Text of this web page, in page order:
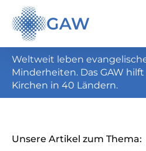
GAW
Weltweit leben
Minderheiten. Das GAW
Kirchen in 40 Ländern.
Unsere Artikel zum Thema: